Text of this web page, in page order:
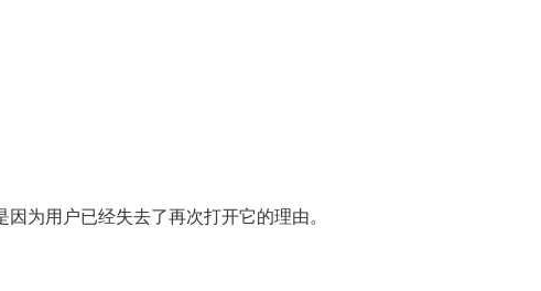
为用户已经失去了再次打开它的理由。